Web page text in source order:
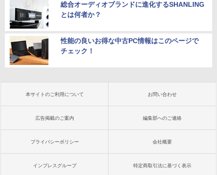
総合オーディオブランドに進化するSHANLING
とは何者か？
性能の良いお得な中古PC情報はこのページで
チェック！
本サイトのご利用について お問い合わせ
広告掲載のご案内 編集部へのご連絡
プライバシーポリシー 会社概要
インプレスグループ 特定商取引法に基づく表示